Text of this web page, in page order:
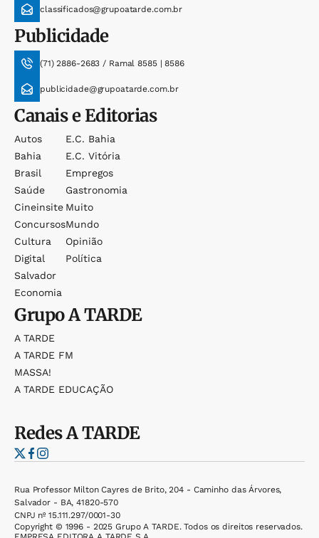
classificados@grupoatarde.com.br
Publicidade
(71) 2886-2683 / Ramal 8585 | 8586
publicidade@grupoatarde.com.br
Canais e Editorias
Autos
Bahia
Brasil
Saúde
Cineinsite
Concursos
Cultura
Digital
Salvador
Economia
E.c. Bahia
E.c. Vitória
Empregos
Gastronomia
Muito
Mundo
Opinião
Política
GrupoA TARDE
A TARDE
A TARDE FM
MASSA!
A TARDE EDUCAÇÃO
RedesA TARDE
Rua Professor Milton Cayres de Brito, 204 - Caminho das Árvores,
Salvador - BA, 41820-570
CNPJ nº 15.111.297/0001-30
Copyright © 1996 - 2025 Grupo A TARDE. Todos os direitos reservados.